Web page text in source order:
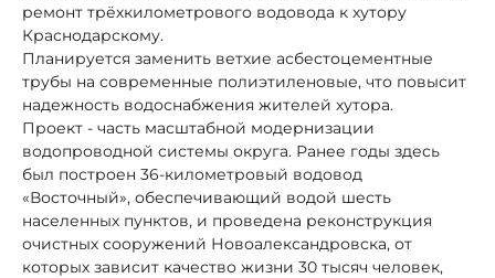
ремонт трёхкилометрового водовода к хутору
Краснодарскому.
Планируется заменить ветхие асбестоцементные
трубы на современные полиэтиленовые, что повысит
надежность водоснабжения жителей хутора.
Проект - часть масштабной модернизации
водопроводной системы округа. Ранее годы здесь
был построен 36-километровый водовод
«Восточный», обеспечивающий водой шесть
населенных пунктов, и проведена реконструкция
очистных сооружений Новоалександровска, от
которых зависит качество жизни 30 тысяч человек,